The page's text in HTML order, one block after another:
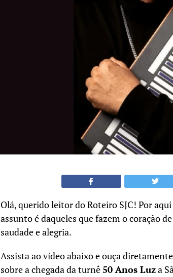
Olá, querido leitor do Roteiro SJC! Por
assunto é daqueles que fazem o coração
saudade e alegria.
Assista ao vídeo abaixo e ouça
sobre a chegada da turnê50 Anos Luza